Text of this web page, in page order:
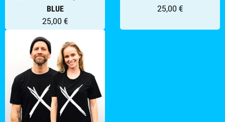
BLUE
25,00 €
25,00 €